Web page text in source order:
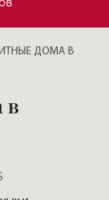
ДОМА В
в